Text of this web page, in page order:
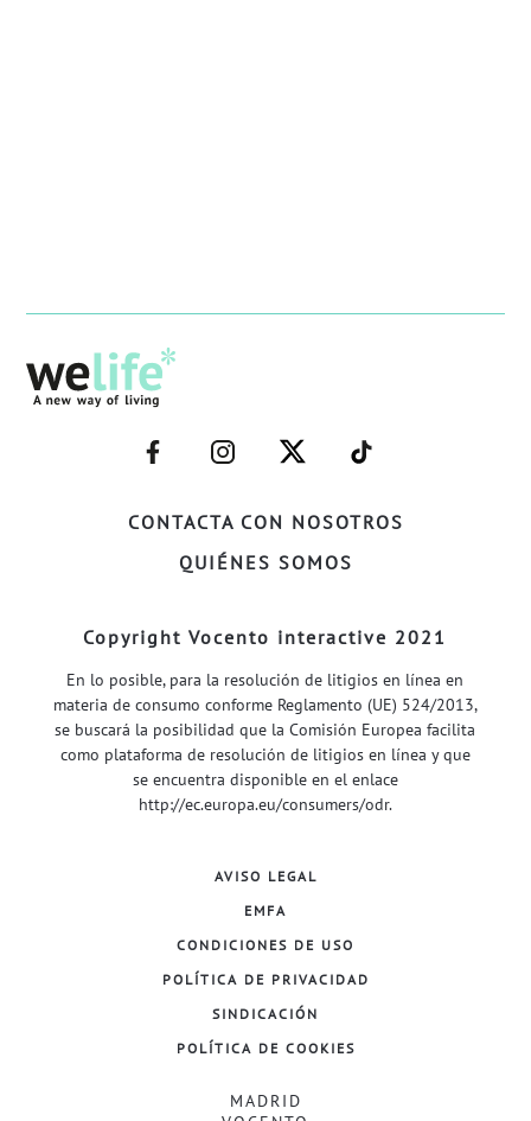
CONTACTA CON NOSOTROS
QUIÉNES SOMOS
–
FACEBOOK–
–
INSTAGRAM–
–
TWITTER–
–
WELIFE–
Copyright Vocento interactive 2021
En lo posible, para la resolución de litigios en línea en
materia de consumo conforme Reglamento (UE) 524/2013,
se buscará la posibilidad que la Comisión Europea facilita
como plataforma de resolución de litigios en línea y que
se encuentra disponible en el enlace
http://ec.europa.eu/consumers/odr.
AVISO LEGAL
EMFA
CONDICIONES DE USO
POLÍTICA DE PRIVACIDAD
SINDICACIÓN
POLÍTICA DE COOKIES
MADRID